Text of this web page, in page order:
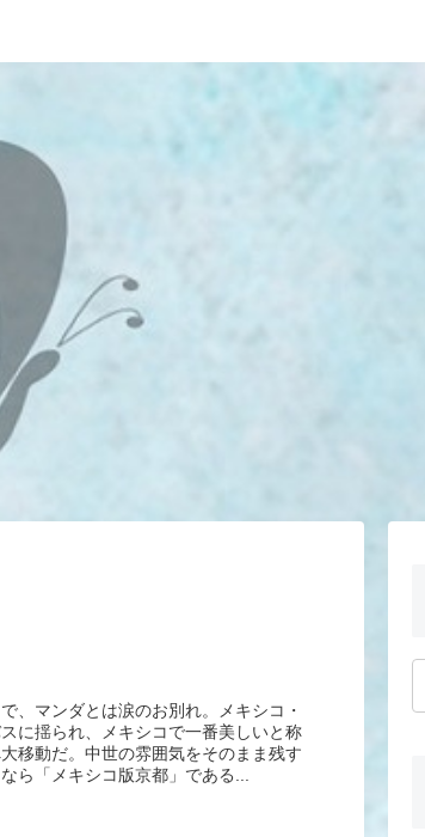
、マンダとは涙のお別れ。メキシコ・
に揺られ、メキシコで一番美しいと称
移動だ。中世の雰囲気をそのまま残す
ら「メキシコ版京都」である...